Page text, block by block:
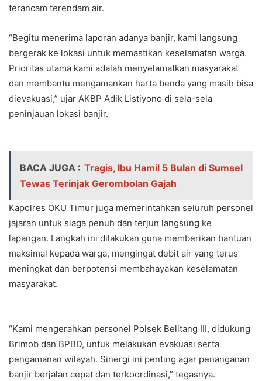
terancam terendam air.
‎“Begitu menerima laporan adanya banjir, kami langsung
bergerak ke lokasi untuk memastikan keselamatan warga.
Prioritas utama kami adalah menyelamatkan masyarakat
dan membantu mengamankan harta benda yang masih bisa
dievakuasi,” ujar AKBP Adik Listiyono di sela-sela
peninjauan lokasi banjir.
BACA JUGA : Tragis, Ibu Hamil 5 Bulan di Sumsel
Tewas Terinjak Gerombolan Gajah
Kapolres OKU Timur juga memerintahkan seluruh personel
jajaran untuk siaga penuh dan terjun langsung ke
lapangan. Langkah ini dilakukan guna memberikan bantuan
maksimal kepada warga, mengingat debit air yang terus
meningkat dan berpotensi membahayakan keselamatan
masyarakat.
“Kami mengerahkan personel Polsek Belitang III, didukung
Brimob dan BPBD, untuk melakukan evakuasi serta
pengamanan wilayah. Sinergi ini penting agar penanganan
banjir berjalan cepat dan terkoordinasi,” tegasnya.